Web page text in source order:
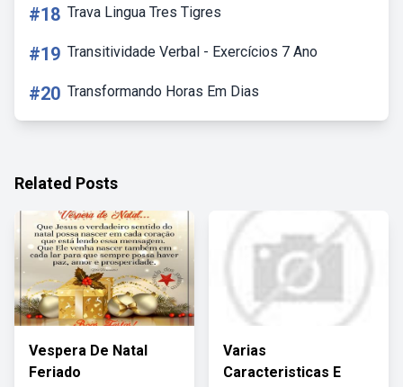
#18 Trava Lingua Tres Tigres
#19 Transitividade Verbal - Exercícios 7 Ano
#20 Transformando Horas Em Dias
Related Posts
Vespera De Natal
Feriado
Varias
Caracteristicas E